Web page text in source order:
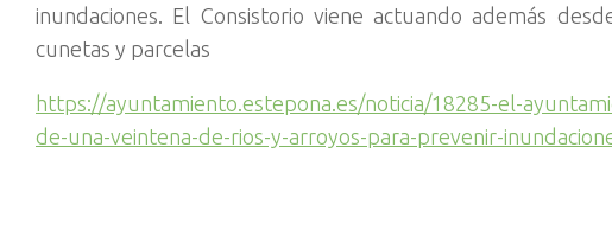
inundaciones. El Consistorio viene actuando además
cunetas y parcelas
https://ayuntamiento.estepona.es/noticia/18285-el-
de-una-veintena-de-rios-y-arroyos-para-prevenir-